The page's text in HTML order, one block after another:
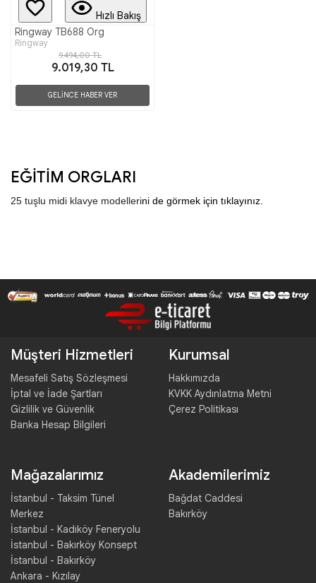
Hızlı Bakış
Ringway TB688 Org
Ringway
9.494,00 TL
9.019,30 TL
GELİNCE HABER VER
EĞİTİM ORGLARI
25 tuşlu midi klavye modellerini de görmek için tıklayınız.
Müşteri Hizmetleri
Mesafeli Satış Sözleşmesi
İptal ve İade Şartları
Gizlilik ve Güvenlik
Banka Hesap Bilgileri
Kurumsal
Hakkımızda
KVKK Aydınlatma Metni
Çerez Politikası
Mağazalarımız
İstanbul - Taksim Tünel
Merkez
İstanbul - Kadıköy Feneryolu
İstanbul - Bakırköy Konsept
İstanbul - Bakırköy
Ankara - Kızılay
Akademilerimiz
Bağdat Caddesi
Bakırköy